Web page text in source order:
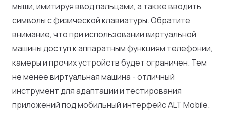
мыши, имитируя ввод пальцами, а также вводить
символы с физической клавиатуры. Обратите
внимание, что при использовании виртуальной
машины доступ к аппаратным функциям телефонии,
камеры и прочих устройств будет ограничен. Тем
не менее виртуальная машина - отличный
инструмент для адаптации и тестирования
приложений под мобильный интерфейс ALT Mobile.